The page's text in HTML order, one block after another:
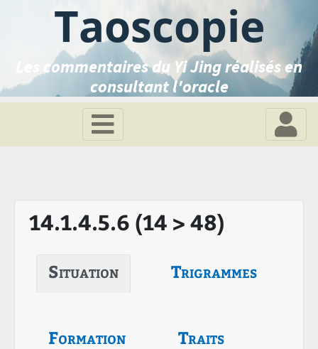
Taoscopie
Les commentaires du Yi Jing réalisés en
consultant l'oracle
14.1.4.5.6 (14 > 48)
Situation Trigrammes
Formation Traits